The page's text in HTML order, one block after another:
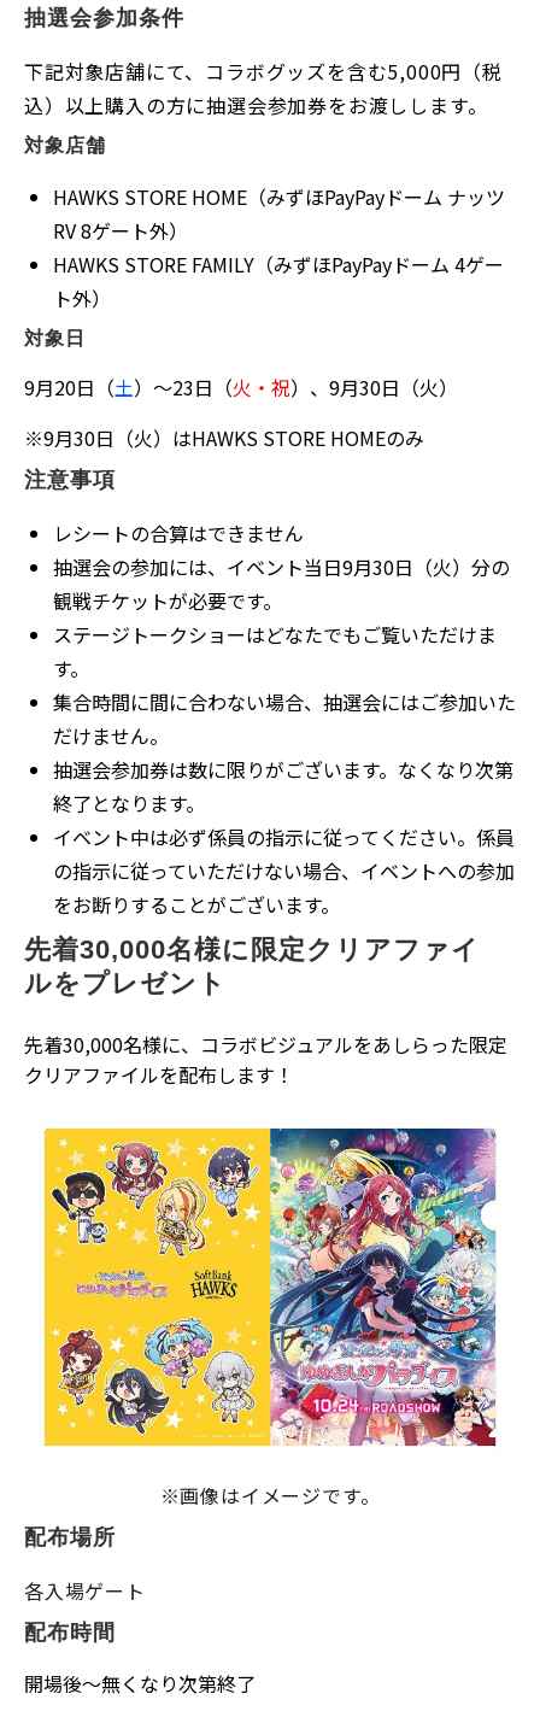
抽選会参加条件
下記対象店舗にて、コラボグッズを含む5,000円（税
込）以上購入の方に抽選会参加券をお渡しします。
対象店舗
HAWKS STORE HOME（みずほPayPayドーム ナッツ
RV 8ゲート外）
HAWKS STORE FAMILY（みずほPayPayドーム 4ゲー
ト外）
対象日
9月20日（土）～23日（火・祝）、9月30日（火）
※9月30日（火）はHAWKS STORE HOMEのみ
注意事項
レシートの合算はできません
抽選会の参加には、イベント当日9月30日（火）分の
観戦チケットが必要です。
ステージトークショーはどなたでもご覧いただけま
す。
集合時間に間に合わない場合、抽選会にはご参加いた
だけません。
抽選会参加券は数に限りがございます。なくなり次第
終了となります。
イベント中は必ず係員の指示に従ってください。係員
の指示に従っていただけない場合、イベントへの参加
をお断りすることがございます。
先着30,000名様に限定クリアファイ
ルをプレゼント
先着30,000名様に、コラボビジュアルをあしらった限定
クリアファイルを配布します！
※画像はイメージです。
配布場所
各入場ゲート
配布時間
開場後～無くなり次第終了